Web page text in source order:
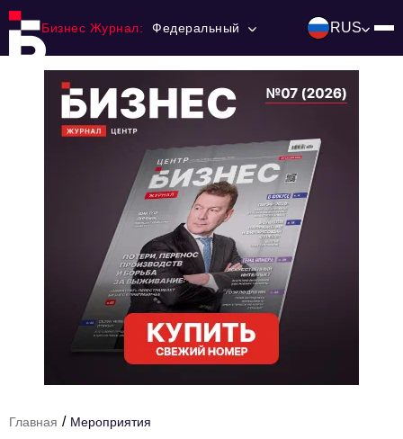
Бизнес Журнал: Федеральный RUS
Ниши и рынки
Технологии и тренды
Тема номера
Главная / Мероприятия